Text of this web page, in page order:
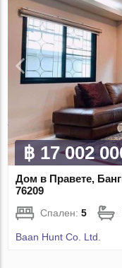
฿ 17 002
Дом в Правете,
76209
Спален:5
Baan Hunt Co. Ltd.